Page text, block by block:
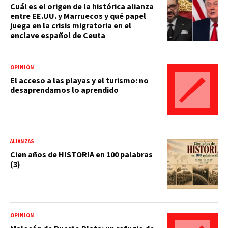
Cuál es el origen de la histórica alianza
entre EE.UU. y Marruecos y qué papel
juega en la crisis migratoria en el
enclave español de Ceuta
OPINIÓN
El acceso a las playas y el turismo: no
desaprendamos lo aprendido
ALIANZAS
Cien años de HISTORIA en 100 palabras
(3)
OPINIÓN